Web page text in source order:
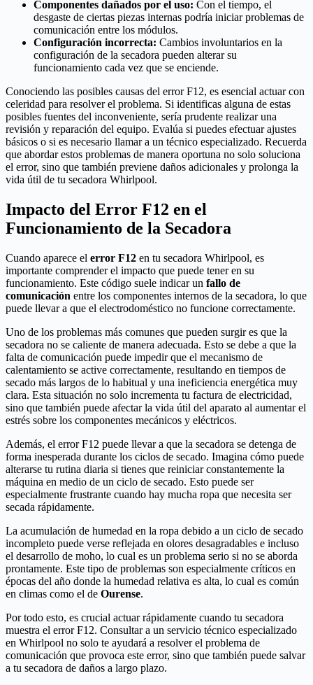
Componentes dañados por el uso: Con el tiempo, el
desgaste de ciertas piezas internas podría iniciar problemas de
comunicación entre los módulos.
Configuración incorrecta: Cambios involuntarios en la
configuración de la secadora pueden alterar su
funcionamiento cada vez que se enciende.
Conociendo las posibles causas del error F12, es esencial actuar con
celeridad para resolver el problema. Si identificas alguna de estas
posibles fuentes del inconveniente, sería prudente realizar una
revisión y reparación del equipo. Evalúa si puedes efectuar ajustes
básicos o si es necesario llamar a un técnico especializado. Recuerda
que abordar estos problemas de manera oportuna no solo soluciona
el error, sino que también previene daños adicionales y prolonga la
vida útil de tu secadora Whirlpool.
Impacto del Error F12 en el
Funcionamiento de la Secadora
Cuando aparece el error F12 en tu secadora Whirlpool, es
importante comprender el impacto que puede tener en su
funcionamiento. Este código suele indicar un fallo de
comunicación entre los componentes internos de la secadora, lo que
puede llevar a que el electrodoméstico no funcione correctamente.
Uno de los problemas más comunes que pueden surgir es que la
secadora no se caliente de manera adecuada. Esto se debe a que la
falta de comunicación puede impedir que el mecanismo de
calentamiento se active correctamente, resultando en tiempos de
secado más largos de lo habitual y una ineficiencia energética muy
clara. Esta situación no solo incrementa tu factura de electricidad,
sino que también puede afectar la vida útil del aparato al aumentar el
estrés sobre los componentes mecánicos y eléctricos.
Además, el error F12 puede llevar a que la secadora se detenga de
forma inesperada durante los ciclos de secado. Imagina cómo puede
alterarse tu rutina diaria si tienes que reiniciar constantemente la
máquina en medio de un ciclo de secado. Esto puede ser
especialmente frustrante cuando hay mucha ropa que necesita ser
secada rápidamente.
La acumulación de humedad en la ropa debido a un ciclo de secado
incompleto puede verse reflejada en olores desagradables e incluso
el desarrollo de moho, lo cual es un problema serio si no se aborda
prontamente. Este tipo de problemas son especialmente críticos en
épocas del año donde la humedad relativa es alta, lo cual es común
en climas como el de Ourense.
Por todo esto, es crucial actuar rápidamente cuando tu secadora
muestra el error F12. Consultar a un servicio técnico especializado
en Whirlpool no solo te ayudará a resolver el problema de
comunicación que provoca este error, sino que también puede salvar
a tu secadora de daños a largo plazo.